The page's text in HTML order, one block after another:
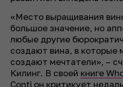
«Место выращивания
большое значение, но
любые другие
создают вина, в которые
создают мечтатели», –
Килинг. В своей книге
Conti он критикует